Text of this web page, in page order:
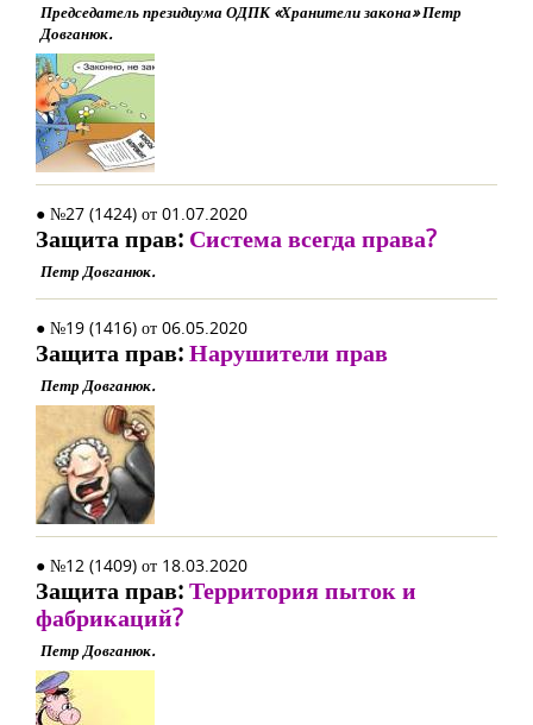
Председатель президиума ОДПК «Хранители закона» Петр
Довганюк.
● №27 (1424) от 01.07.2020
Защита прав: Система всегда права?
Петр Довганюк.
● №19 (1416) от 06.05.2020
Защита прав:Нарушители прав
Петр Довганюк.
● №12 (1409) от 18.03.2020
Защита прав:Территория пыток и
фабрикаций?
Петр Довганюк.